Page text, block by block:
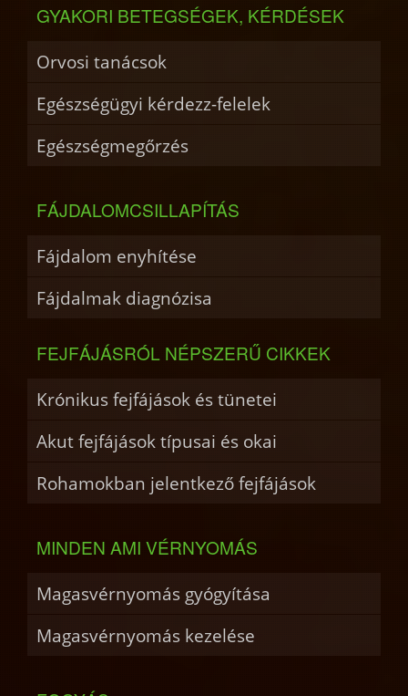
GYAKORI BETEGSÉGEK, KÉRDÉSEK
Orvosi tanácsok
Egészségügyi kérdezz-felelek
Egészségmegőrzés
FÁJDALOMCSILLAPÍTÁS
Fájdalom enyhítése
Fájdalmak diagnózisa
FEJFÁJÁSRÓL NÉPSZERŰ CIKKEK
Krónikus fejfájások és tünetei
Akut fejfájások típusai és okai
Rohamokban jelentkező fejfájások
MINDEN AMI VÉRNYOMÁS
Magasvérnyomás gyógyítása
Magasvérnyomás kezelése